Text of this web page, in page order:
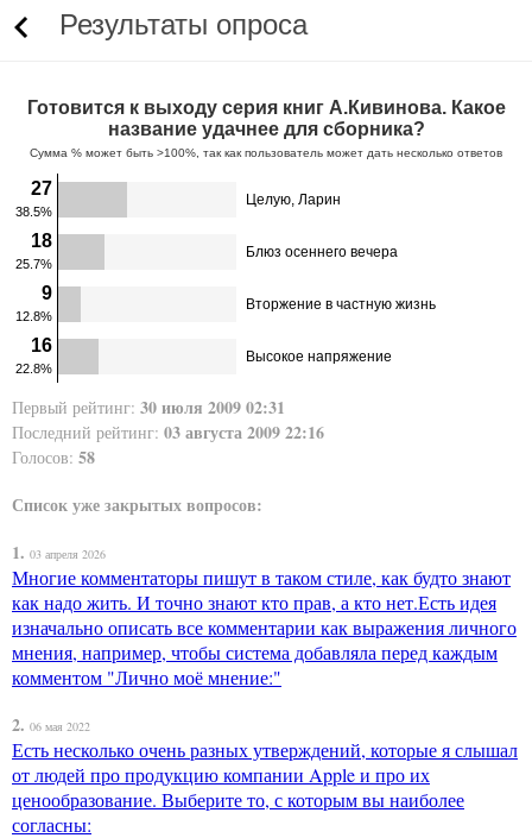
Результаты опроса
Готовится к выходу серия книг А.Кивинова. Какое
название удачнее для сборника?
Сумма % может быть >100%, так как пользователь может дать несколько ответов
27
38.5%
Целую, Ларин
18
25.7%
Блюз осеннего вечера
9
12.8%
Вторжение в частную жизнь
16
22.8%
Высокое напряжение
Первый рейтинг: 30 июля 2009 02:31
Последний рейтинг: 03 августа 2009 22:16
Голосов: 58
Список уже закрытых вопросов:
1. 03 апреля 2026
Многие комментаторы пишут в таком стиле, как будто знают
как надо жить. И точно знают кто прав, а кто нет.Есть идея
изначально описать все комментарии как выражения личного
мнения, например, чтобы система добавляла перед каждым
комментом "Лично моё мнение:"
2. 06 мая 2022
Есть несколько очень разных утверждений, которые я слышал
от людей про продукцию компании Apple и про их
ценообразование. Выберите то, с которым вы наиболее
согласны: